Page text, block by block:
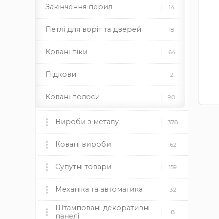
Закінчення перил 14
Петлі для воріт та дверей 18
Ковані піки 64
Підкови 2
Ковані полоси 90
Ковані поручні 5
Профілі для хомутів 4
Ковані розети 133
Ковані квіти 69
Ковані кулі 46
Вироби з металу 378
Мангали, пічки та аксесуари 60
мангали пічки
Камінні топки BOKAR
Ковані вироби 62
Ковані ворота 9
Ковані огорожі 12
Ковані навіси 8
Супутні товари 159
Пластикові заглушки 37
круглі прямокутні квадратні
Механіка та автоматика 32
Механіка 19
Штамповані декоративні
панелі
8